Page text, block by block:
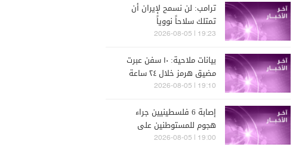
ترامب: لن نسمح لإيران أن
تمتلك سلاحاً نووياً
19:23 | 2026-08-05
بيانات ملاحية: ١٠ سفن عبرت
مضيق هرمز خلال ٢٤ ساعة
الماضية
19:10 | 2026-08-05
إصابة 6 فلسطينيين جراء
هجوم للمستوطنين على
مسافر يطا جنوبي الخليل
19:00 | 2026-08-05